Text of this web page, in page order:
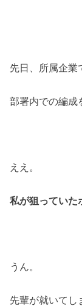
先日、所属企業
部署内での編成
ええ。
私が狙っていた
うん。
先輩が就いてし